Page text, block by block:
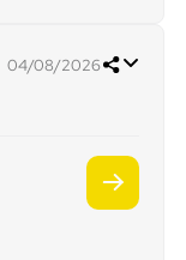
04/08/2026